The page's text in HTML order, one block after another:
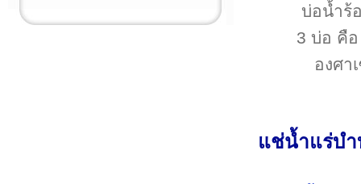
บ่อน้ำร้
3 บ่อ คื
องศา
แช่น้ำแร่บ